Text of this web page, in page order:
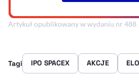
Artykuł opublikowany w wydaniu nr 488
Tagi IPO SPACEX AKCJE